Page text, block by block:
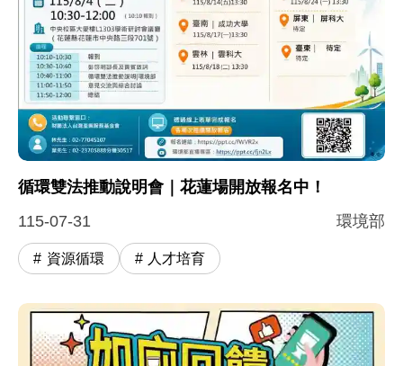
循環雙法推動說明會｜花蓮場開放報名中！
115-07-31
環境部
資源循環 人才培育